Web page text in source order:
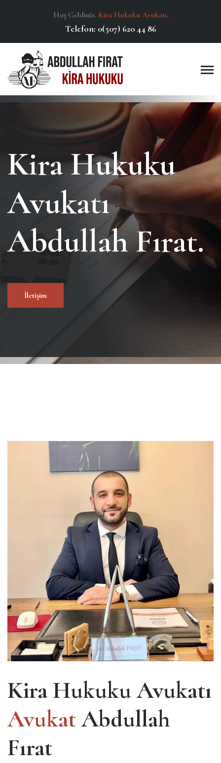
Hoş Geldiniz. Kira Hukuku Avukatı.
Telefon: 0(507) 620 44 86
Kira Hukuku
Avukatı
Abdullah Fırat.
İletişim
Kira Hukuku Avukatı
AvukatAbdullah
Fırat